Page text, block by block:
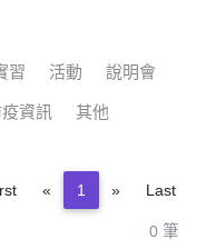
習 活動 說明會
疫資訊 其他
0 筆
« Previous
1 »NextLast